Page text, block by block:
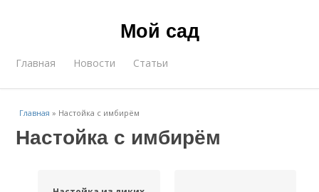
Мой сад
Главная Новости Статьи
Главная » Настойка с имбирём
Настойка с имбирём